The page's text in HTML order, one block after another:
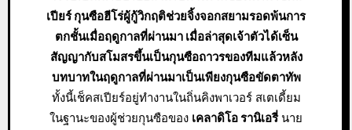
เปียร์ กุนซือฮีโร่ผู้กู้วิกฤติช่วยจิ้งจอกสยามรอดพ้นการ
ตกชั้นเมื่อฤดูกาลที่ผ่านมา เมื่อล่าสุดเจ้าตัวได้เซ็น
สัญญากับสโมสรขึ้นเป็นกุนซือถาวรของทีมแล้วหลัง
บทบาทในฤดูกาลที่ผ่านมาเป็นเพียงกุนซือขัดตาทัพ
ทั้งนี้เช็คสเปียร์อยู่ทำงานในถิ่นคิงพาเวอร์ สเตเดี้ยม
ในฐานะของผู้ช่วยกุนซือของ เคลาดิโอ รานิเอรี่นาย